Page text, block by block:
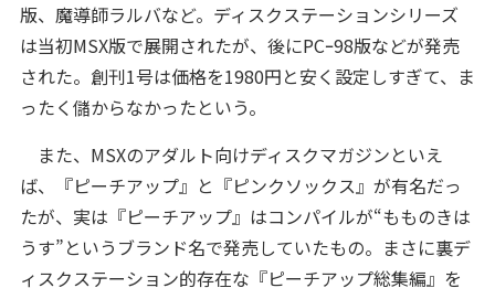
版、魔導師ラルバなど。ディスクステーションシリーズ
は当初MSX版で展開されたが、後にPCｰ98版などが発売
された。創刊1号は価格を1980円と安く設定しすぎて、ま
ったく儲からなかったという。
また、MSXのアダルト向けディスクマガジンといえ
ば、『ピーチアップ』と『ピンクソックス』が有名だっ
たが、実は『ピーチアップ』はコンパイルが“もものきは
うす”というブランド名で発売していたもの。まさに裏デ
ィスクステーション的存在な『ピーチアップ総集編』を